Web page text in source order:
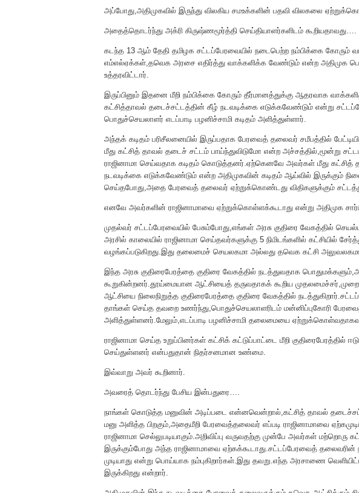
அப்போது,அதிமுகவில் இருந்து விலகிய சமஉக்களின் பதவி விலகலை
அதைத்தொடர்ந்து அக்ரி கிருஷ்ணமூர்த்தி செய்தியாளர்களிடம் கூறியதாவது….
கடந்த 13 ஆம் தேதி தமிழக சட்டப்பேரவையில் நடைபெற்ற நம்பிக்கை கோரும்
எம்எல்ஏக்கள்,தவெக அரசை எதிர்த்து வாக்களிக்க வேண்டும் என்ற அதிமுக
உத்தரவிட்டார்.
இருப்பினும் இதனை மீறி நம்பிக்கை கோரும் தீர்மானத்துக்கு ஆதரவாக
கட்சித்தாவல் தடைச்சட்டத்தின் கீழ் நடவடிக்கை எடுக்கவேண்டும் என்று
பொதுச்செயலாளர் எடப்பாடி பழனிச்சாமி கடிதம் அளித்துள்ளார்.
அந்தக் கடிதம் பரிசீலனையில் இருப்பதாக பேரவைத் தலைவர் சமீபத்தில்
மீது கட்சித் தாவல் தடைச் சட்டம் பாய்ந்துவிடுமோ என்ற அச்சத்தில்,மூன்று
ராஜினாமா செய்வதாக கடிதம் கொடுத்தனர்.ஏற்கெனவே அவர்கள் மீது
நடவடிக்கை எடுக்கவேண்டும் என்ற அதிமுகவின் கடிதம் ஆய்வில் இருக்கும்
செய்தபோது,அதை பேரவைத் தலைவர் ஏற்றுக்கொண்டது விதிகளுக்கும்
எனவே அவர்களின் ராஜினாமாவை ஏற்றுக்கொள்ளக்கூடாது என்று அதிமுக
முதல்வர் சட்டப்பேரவையில் பேசும்போது,எங்கள் அரசு குதிரை வேகத்தில்
அரசில் காலையில் ராஜினாமா செய்தவர்களுக்கு 5 நிமிடங்களில் கட்சியில்
வழங்கப்படுகிறது.இது தலைமைச் செயலகமா அல்லது தவெக கட்சி
இந்த அரசு குதிரைபேரத்தை குதிரை வேகத்தில் நடத்துவதாக
கூறுகின்றனர்.தூய்மையான ஆட்சியைத் தருவதாகக் கூறிய
ஆட்சியை நிலைநிறுத்த குதிரைபேரத்தை குதிரை வேகத்தில்
தாங்கள் செய்த தவறை உணர்ந்து,பொதுச்செயலாளரிடம் மன்னிப்புகோரி
அளித்துள்ளனர்.மேலும்,எடப்பாடி பழனிச்சாமி தலைமையை
ராஜினாமா செய்த உறுப்பினர்கள் கட்சிக் கட்டுப்பாட்டை மீறி குதிரைபேரத்தில்
செய்துள்ளனர் என்பதுதான் நிதர்சனமான உண்மை.
இவ்வாறு அவர் கூறினார்.
அவரைத் தொடர்ந்து பேசிய இன்பதுரை….
நாங்கள் கொடுத்த மனுவின் அடிப்படை என்னவென்றால்,கட்சித் தாவல்
மனு அளித்த பிறகும்,அதைமீறி பேரவைத்தலைவர் எப்படி ராஜினாமாவை
ராஜினாமா செல்லுபடியாகும்.அறிவிப்பு வருவதற்கு முன்பே அவர்கள் மற்றொரு
இருக்கும்போது அந்த ராஜினாமாவை ஏற்கக்கூடாது.சட்டப்பேரவைத் தலைவரின்
முடியாது என்று பொய்யாக நம்புகிறார்கள்.இது தவறு.எந்த அரசாணை
இருக்கிறது என்றார்.